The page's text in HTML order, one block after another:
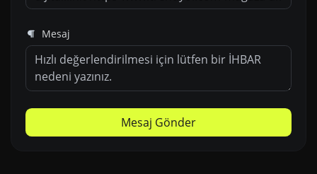
Mesaj
Mesaj Gönder